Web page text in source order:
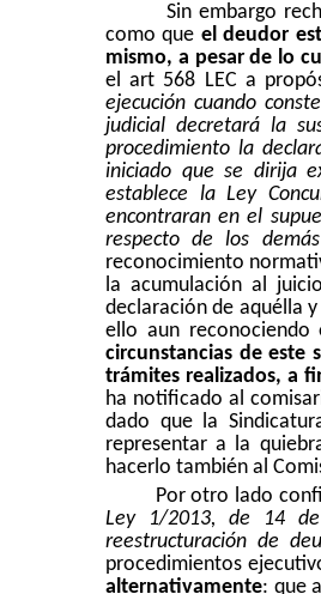
Sin embargo
como que el deudor
mismo, a pesar de lo
el art 568 LEC a
ejecución cuando
judicial decretará la
procedimiento la
iniciado que se dirija
establece la Ley
encontraran en el
respecto de los demás
reconocimiento
la acumulación al
declaración de aquélla y
ello aun
circunstancias de este
trámites realizados, a
ha notificado al
dado que la
representar a la
hacerlo también al
Por otro lado
Ley 1/2013, de 14
reestructuración de
procedimientos
alternativamente: que